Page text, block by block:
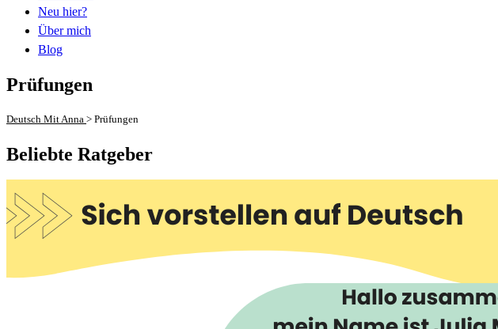
Neu hier?
Über mich
Blog
Prüfungen
Deutsch Mit Anna > Prüfungen
Beliebte Ratgeber